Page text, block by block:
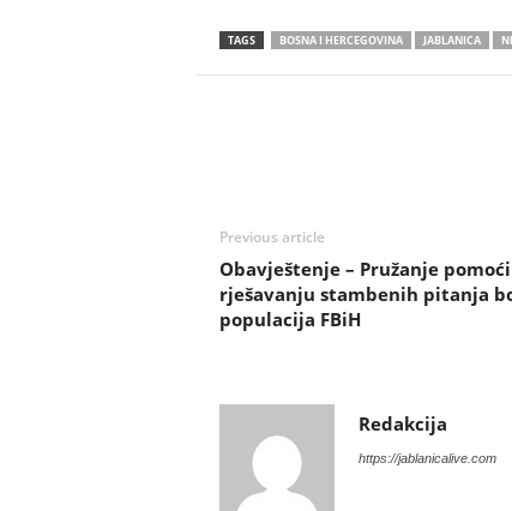
TAGS BOSNA I HERCEGOVINA JABLANICA
Previous article
Obavještenje – Pružanje
rješavanju stambenih pitanja
populacija FBiH
Redakcija
https://jablanicalive.com